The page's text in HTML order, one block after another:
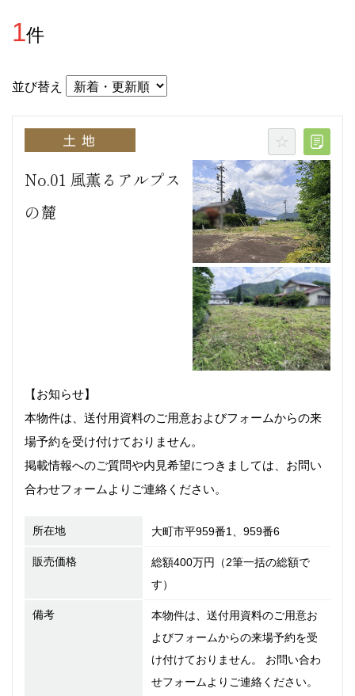
1件
並び替え
No.01 風薫るアルプス
の麓
【お知らせ】
本物件は、送付用資料のご用意およびフォームからの来
場予約を受け付けておりません。
掲載情報へのご質問や内見希望につきましては、お問い
合わせフォームよりご連絡ください。
所在地 大町市平959番1、959番6
販売価格
総額400万円（2筆一括の総額で
す）
備考
本物件は、送付用資料のご用意お
よびフォームからの来場予約を受
け付けておりません。 お問い合わ
せフォームよりご連絡ください。